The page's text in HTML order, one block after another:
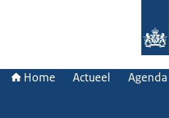
Home Actueel Agenda